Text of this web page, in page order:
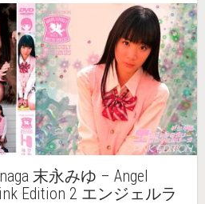
末永みゆ – Angel
Edition 2 エンジェルラ